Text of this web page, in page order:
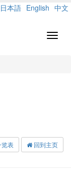
日本語 English 中文
表 回到主页